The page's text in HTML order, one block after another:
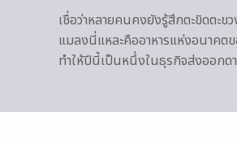
เชื่อว่าหลายคนคงยังรู้สึกตะขิดตะข
แมลงนี่แหละคืออาหารแห่งอนาคต
ทำให้ปีนี้เป็นหนึ่งในธุรกิจส่งออกด